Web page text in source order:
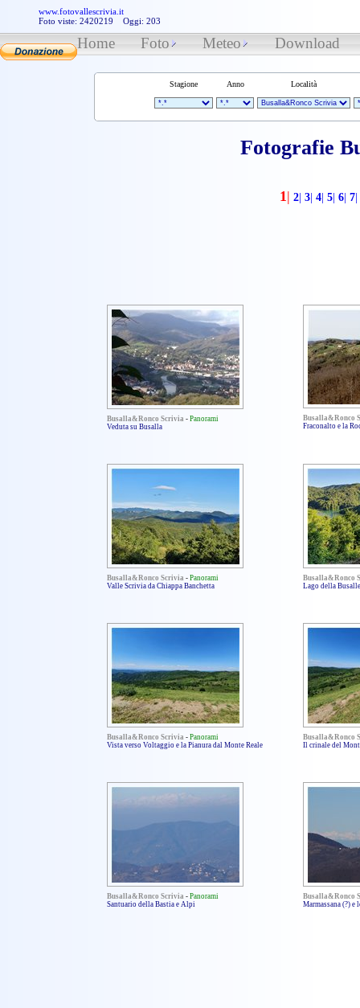
www.fotovallescrivia.it
Foto viste: 2420219 Oggi: 203
Home Foto Meteo Download
Stagione Anno Località
Fotografie
1| 2| 3| 4| 5| 6| 7|
Busalla&Ronco Scrivia - Panorami
Veduta su Busalla
Busalla&Ronco
Fraconalto e la
Busalla&Ronco Scrivia - Panorami
Valle Scrivia da Chiappa Banchetta
Busalla&Ronco
Lago della
Busalla&Ronco Scrivia - Panorami
Vista verso Voltaggio e la Pianura dal Monte Reale
Busalla&Ronco
Il crinale del
Busalla&Ronco Scrivia - Panorami
Santuario della Bastia e Alpi
Busalla&Ronco
Marmassana (?) e